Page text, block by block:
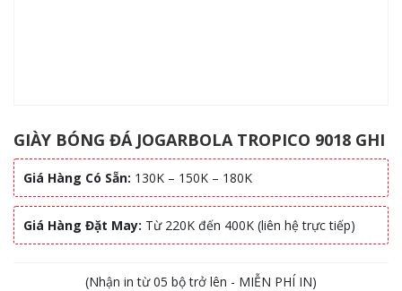
GIÀY BÓNG ĐÁ JOGARBOLA TROPICO 9018 GHI
Giá Hàng Có Sẵn: 130K – 150K – 180K
Giá Hàng Đặt May: Từ 220K đến 400K (liên hệ trực tiếp)
(Nhận in từ 05 bộ trở lên - MIỄN PHÍ IN)